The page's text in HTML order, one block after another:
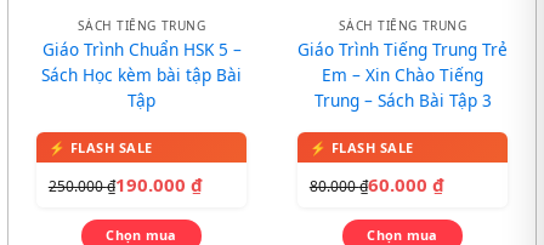
SÁCH TIẾNG TRUNG
Giáo Trình Chuẩn HSK 5 –
Sách Học kèm bài tập Bài
Tập
250.000₫190.000 ₫
Chọn mua
SÁCH TIẾNG TRUNG
Giáo Trình Tiếng Trung Trẻ
Em – Xin Chào Tiếng
Trung – Sách Bài Tập 3
80.000₫60.000 ₫
Chọn mua